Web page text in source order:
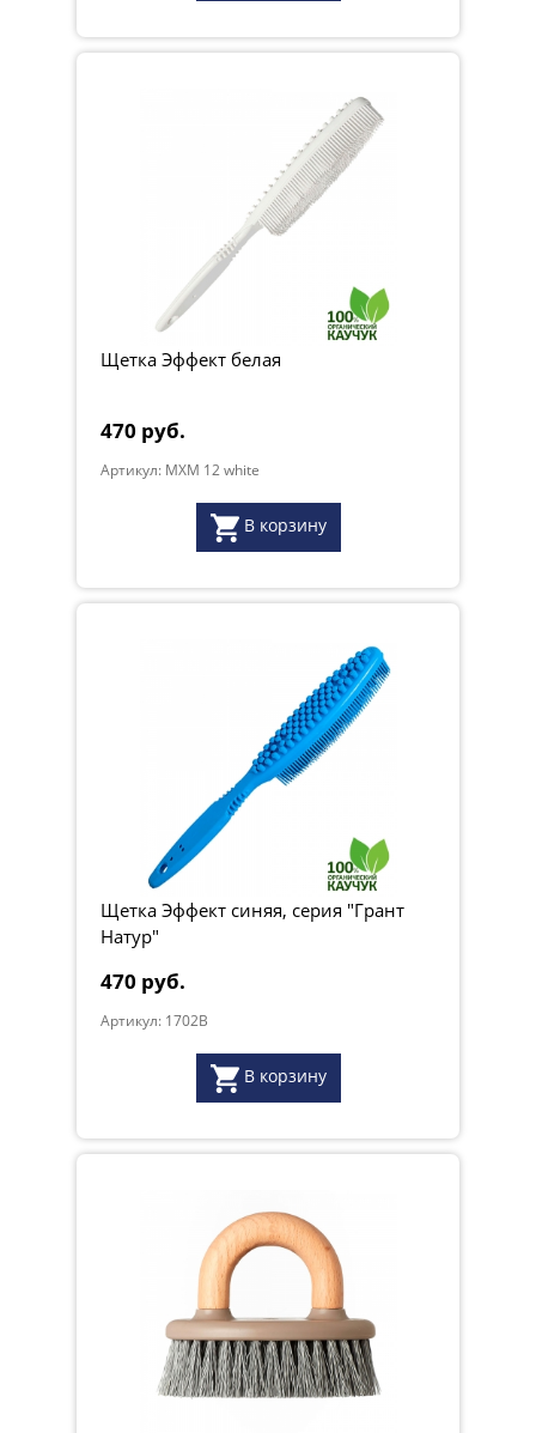
Щетка Эффект белая
470 руб.
Артикул: MXM 12 white
В корзину
Щетка Эффект синяя, серия "Грант
Натур"
470 руб.
Артикул: 1702B
В корзину